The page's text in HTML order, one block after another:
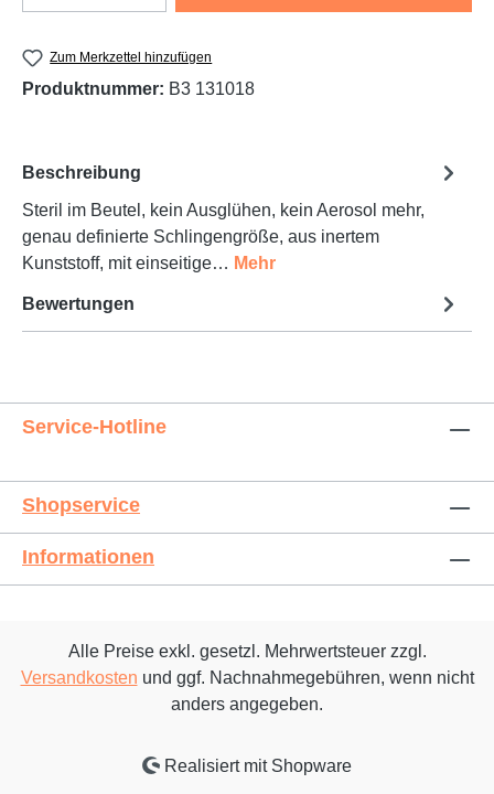
Zum Merkzettel hinzufügen
Produktnummer: B3 131018
Beschreibung
Steril im Beutel, kein Ausglühen, kein Aerosol mehr,
genau definierte Schlingengröße, aus inertem
Kunststoff, mit einseitige… Mehr
Bewertungen
Service-Hotline
Shopservice
Informationen
Alle Preise exkl. gesetzl. Mehrwertsteuer zzgl.
Versandkosten und ggf. Nachnahmegebühren, wenn nicht
anders angegeben.
Realisiert mit Shopware